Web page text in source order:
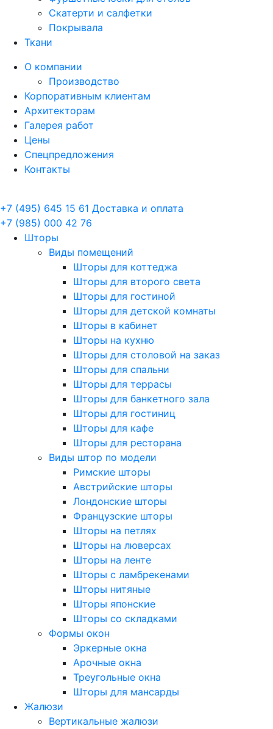
Скатерти и салфетки
Покрывала
Ткани
О компании
Производство
Корпоративным клиентам
Архитекторам
Галерея работ
Цены
Спецпредложения
Контакты
+7 (495) 645 15 61 Доставка и оплата
+7 (985) 000 42 76
Шторы
Виды помещений
Шторы для коттеджа
Шторы для второго света
Шторы для гостиной
Шторы для детской комнаты
Шторы в кабинет
Шторы на кухню
Шторы для столовой на заказ
Шторы для спальни
Шторы для террасы
Шторы для банкетного зала
Шторы для гостиниц
Шторы для кафе
Шторы для ресторана
Виды штор по модели
Римские шторы
Австрийские шторы
Лондонские шторы
Французские шторы
Шторы на петлях
Шторы на люверсах
Шторы на ленте
Шторы с ламбрекенами
Шторы нитяные
Шторы японские
Шторы со складками
Формы окон
Эркерные окна
Арочные окна
Треугольные окна
Шторы для мансарды
Жалюзи
Вертикальные жалюзи